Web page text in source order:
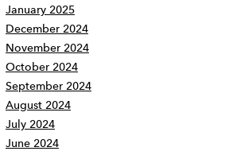
January 2025
December 2024
November 2024
October 2024
September 2024
August 2024
July 2024
June 2024